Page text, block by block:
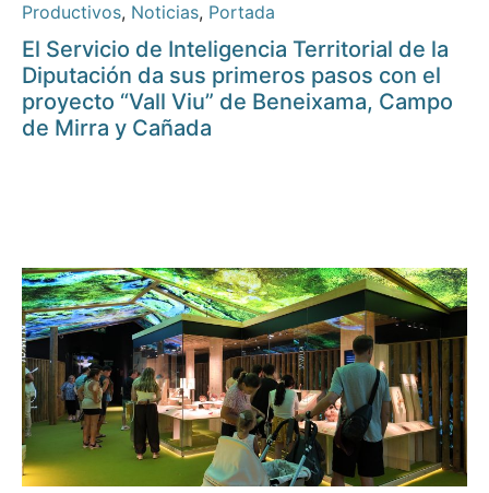
Productivos, Noticias, Portada
El Servicio de Inteligencia Territorial de la
Diputación da sus primeros pasos con el
proyecto “Vall Viu” de Beneixama, Campo
de Mirra y Cañada